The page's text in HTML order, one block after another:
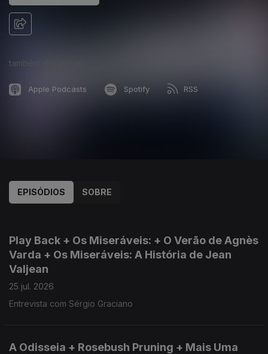
também disponível
Apple Podcasts Spotify RSS
EPISÓDIOS SOBRE
Play Back + Os Miseráveis: + O Verão de Agnès
Varda + Os Miseráveis: A História de Jean
Valjean
25 jul. 2026
Entrevista com Sérgio Graciano
A Odisseia + Rosebush Pruning + Mais Uma